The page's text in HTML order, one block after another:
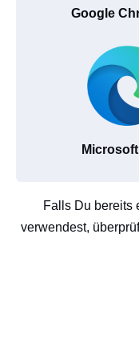
Google
Falls Du bereits
verwendest,